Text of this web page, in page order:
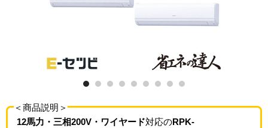
＜商品説明＞
12馬力・三相200V・ワイヤード対応のRPK-